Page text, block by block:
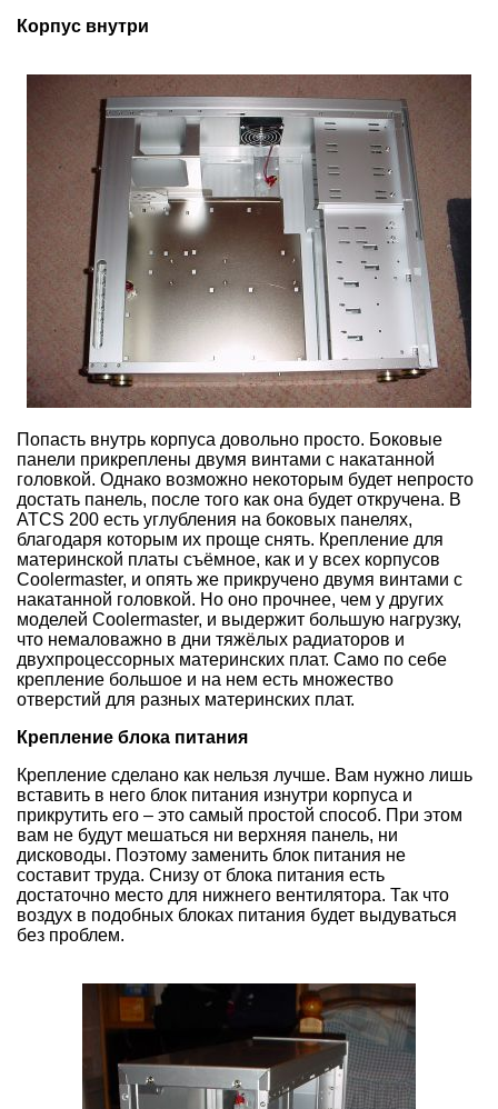
Корпус внутри
Попасть внутрь корпуса довольно просто. Боковые
панели прикреплены двумя винтами с накатанной
головкой. Однако возможно некоторым будет непросто
достать панель, после того как она будет откручена. В
ATCS 200 есть углубления на боковых панелях,
благодаря которым их проще снять. Крепление для
материнской платы съёмное, как и у всех корпусов
Coolermaster, и опять же прикручено двумя винтами с
накатанной головкой. Но оно прочнее, чем у других
моделей Coolermaster, и выдержит большую нагрузку,
что немаловажно в дни тяжёлых радиаторов и
двухпроцессорных материнских плат. Само по себе
крепление большое и на нем есть множество
отверстий для разных материнских плат.
Крепление блока питания
Крепление сделано как нельзя лучше. Вам нужно лишь
вставить в него блок питания изнутри корпуса и
прикрутить его – это самый простой способ. При этом
вам не будут мешаться ни верхняя панель, ни
дисководы. Поэтому заменить блок питания не
составит труда. Снизу от блока питания есть
достаточно место для нижнего вентилятора. Так что
воздух в подобных блоках питания будет выдуваться
без проблем.